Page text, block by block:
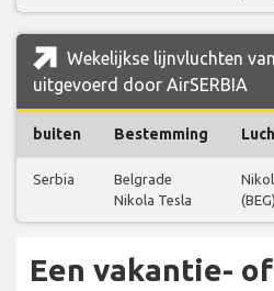
Wekelijkse lijnvluchten
uitgevoerd door AirSERBIA
buiten Bestemming
Serbia
Belgrade
Nikola Tesla
(BEG)
Een vakantie-